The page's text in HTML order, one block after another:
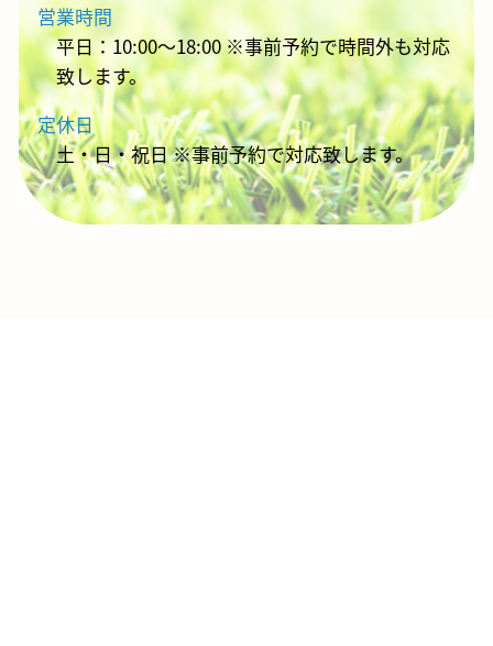
営業時間
平日：10:00～18:00 ※事前予約で時間外も対応
致します。
定休日
土・日・祝日 ※事前予約で対応致します。